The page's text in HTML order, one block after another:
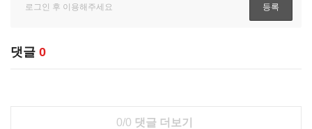
댓글 0
0/0 댓글 더보기